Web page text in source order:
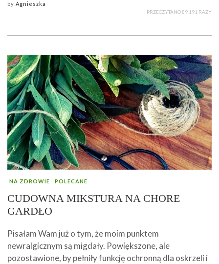
by Agnieszka
PRZECZYTANO 89 191 RAZY
NA ZDROWIE POLECANE
CUDOWNA MIKSTURA NA CHORE
GARDŁO
Pisałam Wam już o tym, że moim punktem
newralgicznym są migdały. Powiększone, ale
pozostawione, by pełniły funkcję ochronną dla oskrzeli i